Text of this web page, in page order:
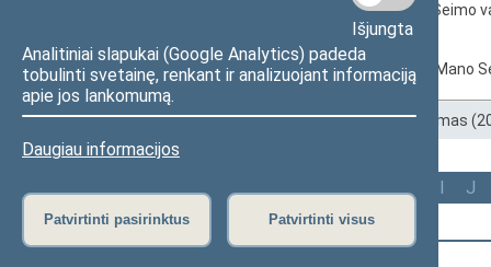
Išjungta
Analitiniai slapukai (Google Analytics) padeda
tobulinti svetainę, renkant ir analizuojant informaciją
apie jos lankomumą.
Daugiau informacijos
Patvirtinti pasirinktus Patvirtinti visus
Seimo Pirmininkas Seimo
Tarpparlamentinių ryšių grupės
Pagal abėcėlę
Pagal apygardas Mano
Pradžia>Ankstesnės kadencijos>XII Seimas
Visi Ą B Č D G H I J